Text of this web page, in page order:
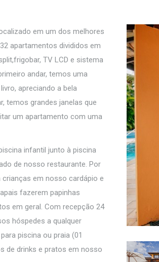
em um dos melhores
apartamentos divididos em
TV LCD e sistema
andar, temos uma
apreciando a bela
temos grandes janelas que
um apartamento com uma
infantil junto à piscina
de nosso restaurante. Por
em nosso cardápio e
fazerem papinhas
em geral. Com recepção 24
hóspedes a qualquer
piscina ou praia (01
de drinks e pratos em nosso